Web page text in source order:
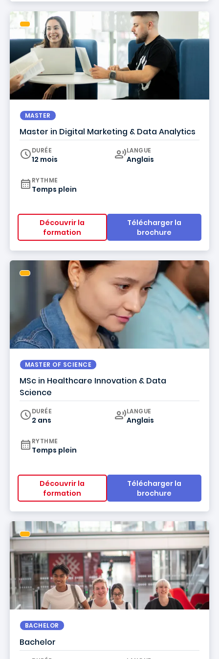
MASTER
Master in Digital Marketing & Data Analytics
DURÉE
12 mois
Curriculum
LANGUE
Anglais
RYTHME
Temps plein
Découvrir la
formation
Télécharger la
brochure
MASTER OF SCIENCE
MSc in Healthcare Innovation & Data
Science
DURÉE
2 ans
Curriculum
LANGUE
Anglais
RYTHME
Temps plein
Découvrir la
formation
Télécharger la
brochure
BACHELOR
Bachelor